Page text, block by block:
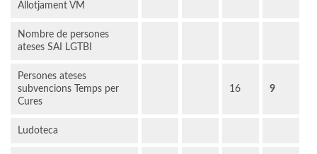
Allotjament VM
Nombre de persones
ateses SAI LGTBI
Persones ateses
subvencions Temps per
Cures
16 9
Ludoteca